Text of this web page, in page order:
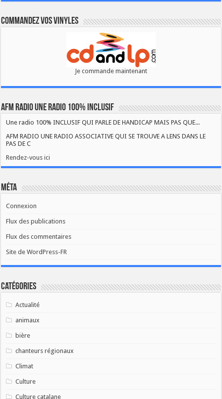
Commandez vos vinyles
Je commande maintenant
AFM RADIO UNE RADIO 100% INCLUSIF
Une radio 100% INCLUSIF QUI PARLE DE HANDICAP MAIS PAS QUE...
AFM RADIO UNE RADIO ASSOCIATIVE QUI SE TROUVE A LENS DANS LE
PAS DE C
Rendez-vous ici
Méta
Connexion
Flux des publications
Flux des commentaires
Site de WordPress-FR
Catégories
Actualité
animaux
bière
chanteurs régionaux
Climat
Culture
Culture catalane